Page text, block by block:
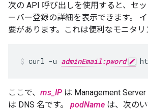
次の API 呼び出しを使用すると、セ
ーバー登録の詳細を表示できます。
要があります。これは便利なモニタリ
curl -u adminEmail:pword
ここで、 ms_IP は Management
は DNS 名です。 podName は、次のい